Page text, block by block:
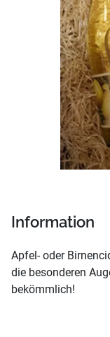
Information
Apfel- oder
die besonderen
bekömmlich!